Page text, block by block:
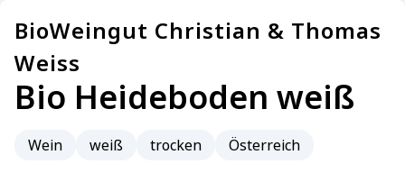
BioWeingut Christian & Thomas
Weiss
Bio Heideboden weiß
Wein weiß trocken Österreich